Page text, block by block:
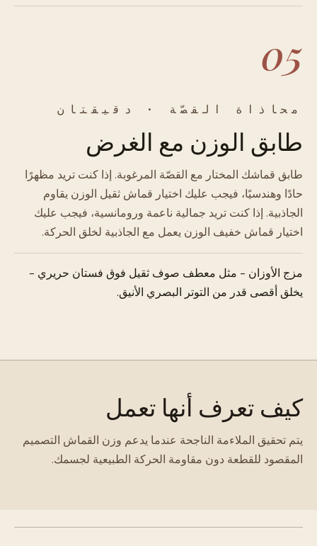
05
محاذاة القصّة · دقيقتان
طابق الوزن مع الغرض
طابق قماشك المختار مع القصّة المرغوبة. إذا كنت تريد مظهرًا
حادًا وهندسيًا، فيجب عليك اختيار قماش ثقيل الوزن يقاوم
الجاذبية. إذا كنت تريد جمالية ناعمة ورومانسية، فيجب عليك
اختيار قماش خفيف الوزن يعمل مع الجاذبية لخلق الحركة.
مزج الأوزان - مثل معطف صوف ثقيل فوق فستان حريري -
يخلق أقصى قدر من التوتر البصري الأنيق.
كيف تعرف أنها تعمل
يتم تحقيق الملاءمة الناجحة عندما يدعم وزن القماش التصميم
المقصود للقطعة دون مقاومة الحركة الطبيعية لجسمك.